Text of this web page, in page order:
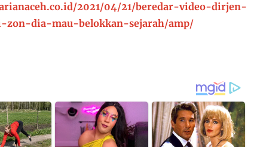
2021/04/21/beredar-video-dirjen-
dia-mau-belokkan-sejarah/amp/